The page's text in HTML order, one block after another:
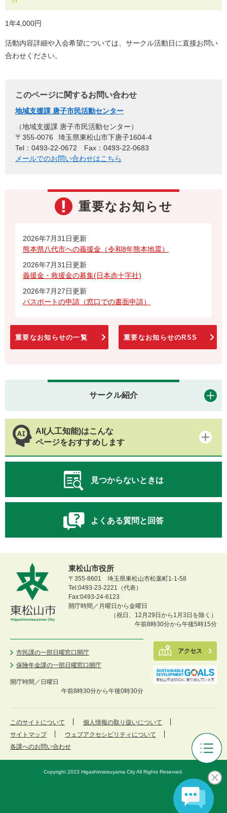
サ
ル
紹
介
1年4,000円
活動内容詳細や入会希望については、サークル活動日に直接お問い
合わせください。
このページに関するお問い合わせ
地域支援課 唐子市民活動センター
地域支援課 唐子市民活動センター
〒355-0076
埼玉県東松山市下唐子1604-4
Tel：0493-22-0672
Fax：0493-22-0683
メールでのお問い合わせはこちら
重要なお知らせ
2026年7月31日更新
熊本県八代市への義援金（令和8年熊本地震）
2026年7月31日更新
義援金・救援金の募集(日本赤十字社)
2026年7月27日更新
パスポートの申請（窓口での書面申請）
重要なお知らせの一覧 重要なお知らせのRSS
サークル紹介
AI(人工知能)はこんな
ページをおすすめします
見つからないときは
よくある質問と回答
東松山市役所
〒355-8601 埼玉県東松山市松葉町1-1-58
Tel:0493-23-2221（代表）
Fax:0493-24-6123
開庁時間／月曜日から金曜日
（祝日、12月29日から1月3日を除く）
午前8時30分から午後5時15分
市民課の一部日曜窓口開庁
保険年金課の一部日曜窓口開庁
開庁時間／ 日曜日
午前8時30分から午後0時30分
アクセス
このサイトについて
個人情報の取り扱いについて
サイトマップ
ウェブアクセシビリティについて
各課へのお問い合わせ
Copyright 2023 Higashimatsuyama City All Rights Reserved.